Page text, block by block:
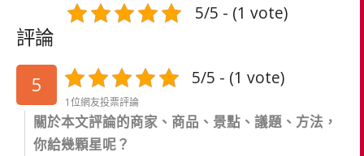
5/5 - (1 vote)
評論
5
5/5 - (1 vote)
1位網友投票評論
關於本文評論的商家、商品、景點、議題、方法，
你給幾顆星呢？